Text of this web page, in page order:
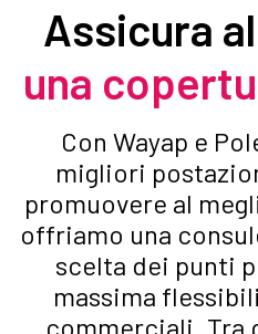
Assicura
una
Con Wayap e
migliori
promuovere al
offriamo una
scelta dei punti
massima
commerciali. Tra